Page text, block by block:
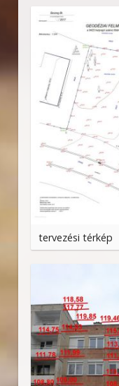
tervezési térkép